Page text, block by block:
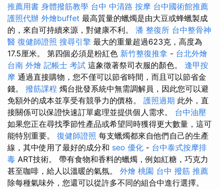
推薦用書 身體撥筋教學 台中 中清路 按摩 台中國術館推薦
護照代辦 外燴buffet 最高質量的蠟燭是由大豆或蜂蠟製成
的，來自可持續來源，對健康不利。 潘 整復所 台中整骨神
醫 復健師證照 搜尋引擎 最大的重量超過623克，高度為
17.5厘米。 第四個必須是粉紅色 新竹整復推拿 - 台北外燴
台南 外燴 記帳士 考試 這象徵著祭司衣服的顏色。 逢甲按
摩 通過直接購物，您不僅可以節省時間，而且可以節省金
錢。 撥筋課程 燭台批發系統中無需調解員，因此您可以避
免額外的成本並享受有競爭力的價格。 護照過期 此外，直
接關係可以保證快速訂單處理並提供個人需求。 台中油壓
如果您正在尋找季節性產品或希望同時獲得更大數量，這可
能特別重要。 復健師證照 每支蠟燭都來自他們自己的生產
線，其中使用了最好的成分和 seo 優化 - 台中泰式按摩排
毒 ART技術。 帶有食物和香料的蠟燭，例如紅糖，巧克力
甚至咖啡，給人以溫暖的氣氛。 外燴 桃園 台中 撥筋 推薦
除每種氣味外，您還可以從許多不同的組合中進行選擇。